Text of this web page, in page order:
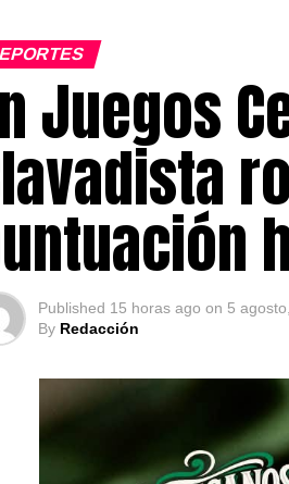
Juegos
Published 15 horas ago on 5
By Redacción